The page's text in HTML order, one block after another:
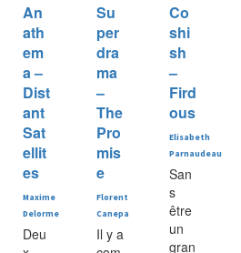
An
ath
em
a –
Dist
ant
Sat
ellit
es
Maxime
Delorme
Deu
Su
per
dra
ma
–
The
Pro
mis
e
Florent
Canepa
Il y a
Co
shi
sh
–
Fird
ous
Elisabeth
Parnaudeau
San
s
être
un
gran